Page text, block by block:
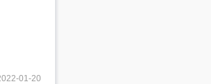
01-20